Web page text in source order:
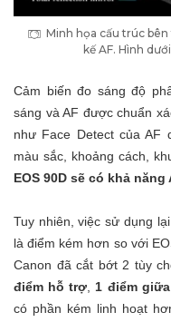
Minh họa cấu trúc
kế AF. Hình
Cảm biến đo sáng độ
sáng và AF được chuẩn
như Face Detect của AF
màu sắc, khoảng cách,
EOS 90D sẽ có khả
Tuy nhiên, việc sử dụng
là điểm kém hơn so với
Canon đã cắt bớt 2 tùy
điểm hỗ trợ,1 điểm
có phần kém linh hoạt